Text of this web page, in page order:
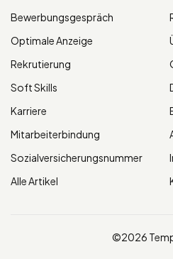
Bewerbungsgespräch
Optimale Anzeige
Rekrutierung
Soft Skills
Karriere
Mitarbeiterbindung
Sozialversicherungsnummer
Alle Artikel
©2026